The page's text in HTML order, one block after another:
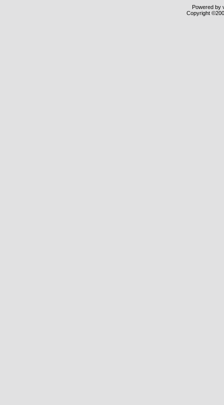
Powered by
Copyright